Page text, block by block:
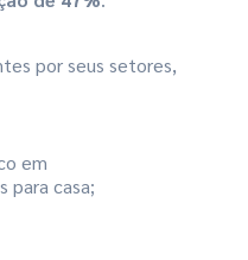
por seus setores,
em
para casa;